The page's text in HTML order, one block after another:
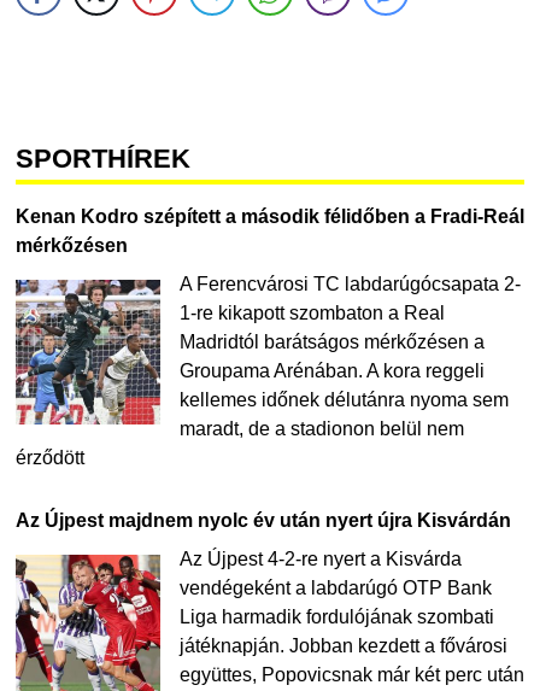
SPORTHÍREK
Kenan Kodro szépített a második félidőben a Fradi-Reál
mérkőzésen
A Ferencvárosi TC labdarúgócsapata 2-
1-re kikapott szombaton a Real
Madridtól barátságos mérkőzésen a
Groupama Arénában. A kora reggeli
kellemes időnek délutánra nyoma sem
maradt, de a stadionon belül nem
érződött
Az Újpest majdnem nyolc év után nyert újra Kisvárdán
Az Újpest 4-2-re nyert a Kisvárda
vendégeként a labdarúgó OTP Bank
Liga harmadik fordulójának szombati
játéknapján. Jobban kezdett a fővárosi
együttes, Popovicsnak már két perc után